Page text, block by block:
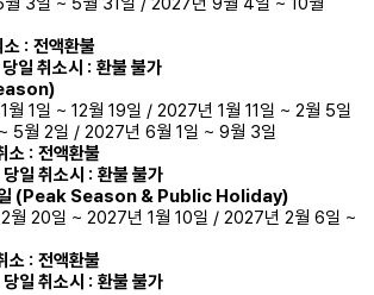
: 전액환불
일 취소시 : 환불 불가
월 1일 ~ 12월 19일 / 2027년 1월 11일 ~ 2월 5일
5월 2일 / 2027년 6월 1일 ~ 9월 3일
소 : 전액환불
일 취소시 : 환불 불가
일 (Peak Season & Public Holiday)
월 20일 ~ 2027년 1월 10일 / 2027년 2월 6일 ~
소 : 전액환불
일 취소시 : 환불 불가